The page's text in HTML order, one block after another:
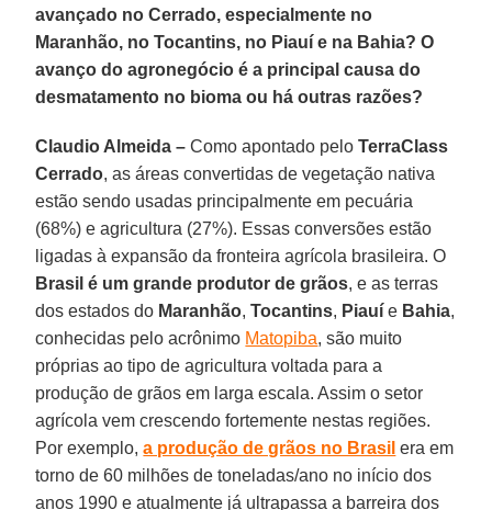
avançado no Cerrado, especialmente no
Maranhão, no Tocantins, no Piauí e na Bahia? O
avanço do agronegócio é a principal causa do
desmatamento no bioma ou há outras razões?
Claudio Almeida – Como apontado peloTerraClass
Cerrado, as áreas convertidas de vegetação nativa
estão sendo usadas principalmente em pecuária
(68%) e agricultura (27%). Essas conversões estão
ligadas à expansão da fronteira agrícola brasileira. O
Brasil é um grande produtor de grãos, e as terras
dos estados do Maranhão,Tocantins, Piauí e Bahia,
conhecidas pelo acrônimo Matopiba, são muito
próprias ao tipo de agricultura voltada para a
produção de grãos em larga escala. Assim o setor
agrícola vem crescendo fortemente nestas regiões.
Por exemplo,a produção de grãos no Brasil era em
torno de 60 milhões de toneladas/ano no início dos
anos 1990 e atualmente já ultrapassa a barreira dos